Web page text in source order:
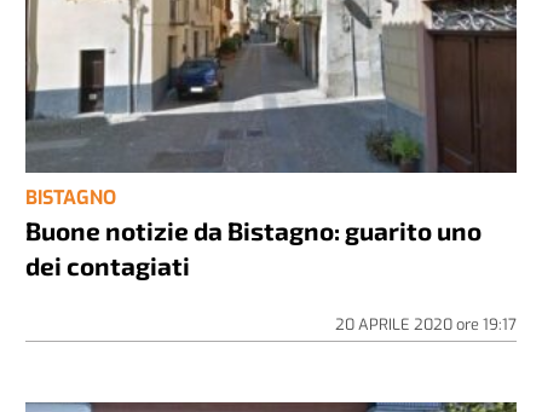
BISTAGNO
Buone notizie da Bistagno: guarito uno
dei contagiati
20 APRILE 2020ore 19:17